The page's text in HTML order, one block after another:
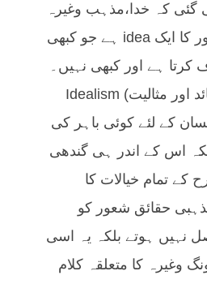
کہ خدا،مذہب وغیرہ
اس اجتماعی لاشعور کا ایک idea ہے جو کبھی
ہے اور کبھی نہیں۔
اس لئے مذہبی عقائد اور مثالیت) Idealism
کے لئے کوئی باہر کی
اس کے اندر ہی گندھی
تمام خیالات کا
حقائق شعور کو
نہیں ہوتے بلکہ یہ اسی
وغیرہ کا متعلقہ کلام